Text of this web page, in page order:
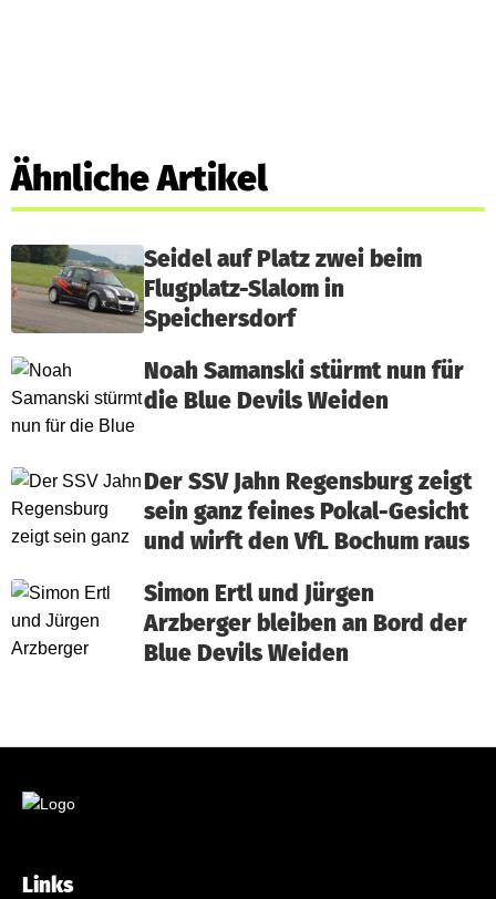
Ähnliche Artikel
Seidel auf Platz zwei beim
Flugplatz-Slalom in
Speichersdorf
Noah Samanski stürmt nun für
die Blue Devils Weiden
Der SSV Jahn Regensburg zeigt
sein ganz feines Pokal-Gesicht
und wirft den VfL Bochum raus
Simon Ertl und Jürgen
Arzberger bleiben an Bord der
Blue Devils Weiden
Links